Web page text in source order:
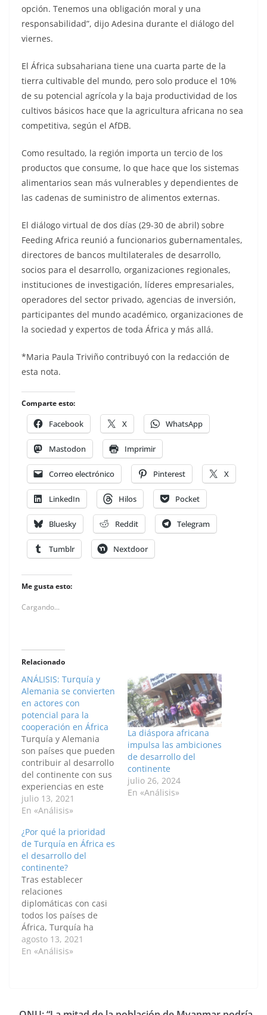
opción. Tenemos una obligación moral y una
responsabilidad”, dijo Adesina durante el diálogo del
viernes.
El África subsahariana tiene una cuarta parte de la
tierra cultivable del mundo, pero solo produce el 10%
de su potencial agrícola y la baja productividad de los
cultivos básicos hace que la agricultura africana no sea
competitiva, según el AfDB.
Como resultado, la región importa un tercio de los
productos que consume, lo que hace que los sistemas
alimentarios sean más vulnerables y dependientes de
las cadenas de suministro de alimentos externas.
El diálogo virtual de dos días (29-30 de abril) sobre
Feeding Africa reunió a funcionarios gubernamentales,
directores de bancos multilaterales de desarrollo,
socios para el desarrollo, organizaciones regionales,
instituciones de investigación, líderes empresariales,
operadores del sector privado, agencias de inversión,
participantes del mundo académico, organizaciones de
la sociedad y expertos de toda África y más allá.
*Maria Paula Triviño contribuyó con la redacción de
esta nota.
Comparte esto:
Facebook X WhatsApp
Mastodon Imprimir
Correo electrónico Pinterest X
LinkedIn Hilos Pocket
Bluesky Reddit Telegram
Tumblr Nextdoor
Me gusta esto:
Cargando...
Relacionado
ANÁLISIS: Turquía y
Alemania se convierten
en actores con
potencial para la
cooperación en África
Turquía y Alemania
son países que pueden
contribuir al desarrollo
del continente con sus
experiencias en este
campo y que tienen
agendas políticas más
comparación con otras
naciones. *Por: Deniz
Istikbal y Muhammad
Ali Ucar / Anadolu
Turquía y Alemania
son dos países
europeos que pueden
ocupar un…
julio 13, 2021
En «Análisis»
La diáspora africana
impulsa las ambiciones
de desarrollo del
continente
julio 26, 2024
En «Análisis»
¿Por qué la prioridad
de Turquía en África es
el desarrollo del
continente?
Tras establecer
relaciones
diplomáticas con casi
todos los países de
África, Turquía ha
invertido cerca de 10
mil millones de dólares
principales centros de
agosto 13, 2021
En «Análisis»